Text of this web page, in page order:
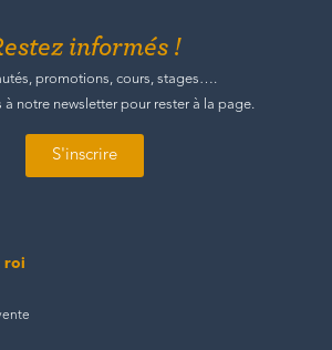
informés !
promotions, cours, stages….
à notre newsletter pour rester à la page.
S'inscrire
roi